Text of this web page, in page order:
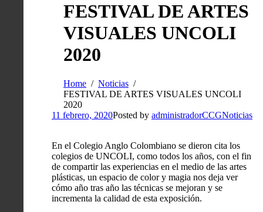
FESTIVAL DE ARTES
VISUALES UNCOLI
2020
Home
Noticias
FESTIVAL DE ARTES VISUALES UNCOLI
2020
11 febrero, 2020Posted by administradorCCGNoticias
En el Colegio Anglo Colombiano se dieron cita los
colegios de UNCOLI, como todos los años, con el fin
de compartir las experiencias en el medio de las artes
plásticas, un espacio de color y magia nos deja ver
cómo año tras año las técnicas se mejoran y se
incrementa la calidad de esta exposición.